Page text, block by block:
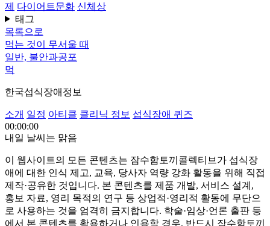
제 다이어트문화 신체상
태그
목록으로
먹는 것이 무서울 때
일반, 불안과공포
먹
한국섭식장애정보
소개 일정 아티클 클리닉 정보 섭식장애 퀴즈
00:00:00
내일 날씨는 맑음
이 웹사이트의 모든 콘텐츠는 잠수함토끼콜렉티브가 섭식장
애에 대한 인식 제고, 교육, 당사자 역량 강화 활동을 위해 직접
제작·공유한 것입니다. 본 콘텐츠를 제품 개발, 서비스 설계,
홍보 자료, 영리 목적의 연구 등 상업적·영리적 활동에 무단으
로 사용하는 것을 엄격히 금지합니다. 학술·임상·언론 출판 등
에서 본 콘텐츠를 활용하거나 인용할 경우, 반드시 잠수함토끼